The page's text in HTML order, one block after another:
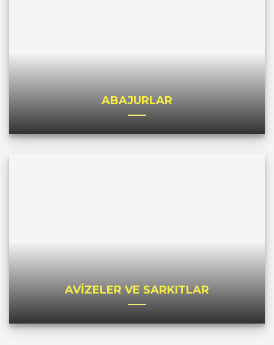
ABAJURLAR
AVİZELER VE SARKITLAR